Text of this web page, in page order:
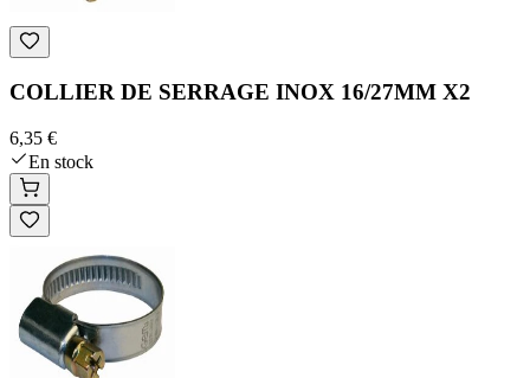
COLLIER DE SERRAGE INOX 16/27MM X2
6,35 €
En stock